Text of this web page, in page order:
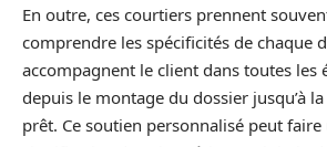
En outre, ces courtiers prennent
comprendre les spécificités de chaque
accompagnent le client dans toutes les
depuis le montage du dossier jusqu’à
prêt. Ce soutien personnalisé peut